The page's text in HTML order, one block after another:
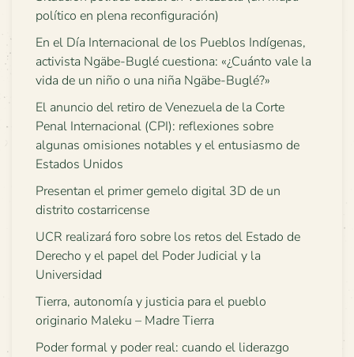
político en plena reconfiguración)
En el Día Internacional de los Pueblos Indígenas,
activista Ngäbe-Buglé cuestiona: «¿Cuánto vale la
vida de un niño o una niña Ngäbe-Buglé?»
El anuncio del retiro de Venezuela de la Corte
Penal Internacional (CPI): reflexiones sobre
algunas omisiones notables y el entusiasmo de
Estados Unidos
Presentan el primer gemelo digital 3D de un
distrito costarricense
UCR realizará foro sobre los retos del Estado de
Derecho y el papel del Poder Judicial y la
Universidad
Tierra, autonomía y justicia para el pueblo
originario Maleku – Madre Tierra
Poder formal y poder real: cuando el liderazgo